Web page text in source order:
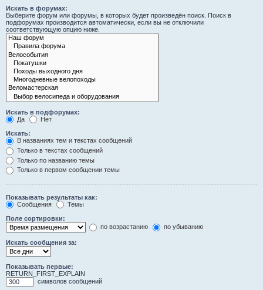
Искать в форумах:
Выберите форум или форумы, в которых будет произведён поиск. Поиск в
подфорумах производится автоматически, если вы не отключили
соответствующую опцию ниже.
Искать в подфорумах:
Да
Нет
Искать:
В названиях тем и текстах сообщений
Только в текстах сообщений
Только по названию темы
Только в первом сообщении темы
Показывать результаты как:
Сообщения
Темы
Поле сортировки:
по возрастанию
по убыванию
Искать сообщения за:
Показывать первые:
RETURN_FIRST_EXPLAIN
символов сообщений